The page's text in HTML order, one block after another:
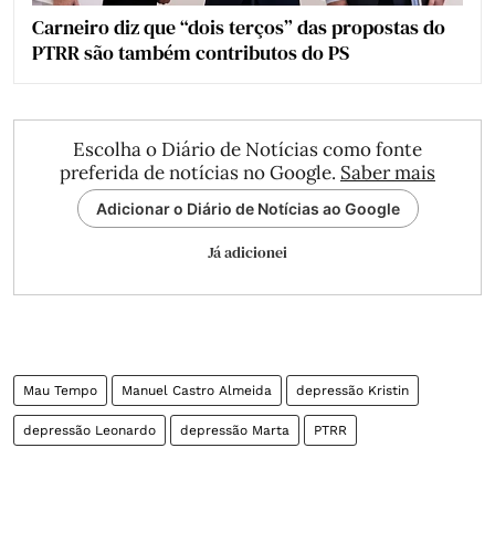
Carneiro diz que “dois terços” das propostas do
PTRR são também contributos do PS
Escolha o Diário de Notícias como fonte
preferida de notícias no Google. Saber mais
Adicionar o Diário de Notícias ao Google
Já adicionei
Mau Tempo Manuel Castro Almeida depressão Kristin
depressão Leonardo depressão Marta PTRR